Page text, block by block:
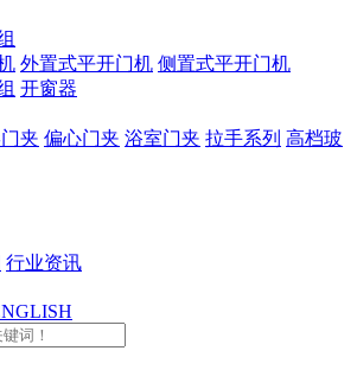
外置式平开门机 侧置式平开门机
开窗器
夹 偏心门夹 浴室门夹 拉手系列 高档玻
行业资讯